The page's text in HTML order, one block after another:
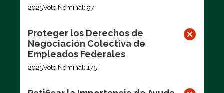
2025Voto Nominal: 97
Proteger los Derechos de
Negociación Colectiva de
Empleados Federales
2025Voto Nominal: 175